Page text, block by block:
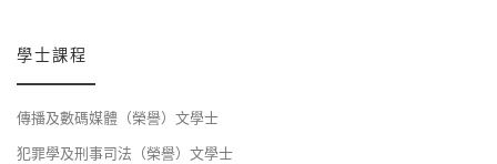
學士課程
傳播及數碼媒體（榮譽）文學士
犯罪學及刑事司法（榮譽）文學士